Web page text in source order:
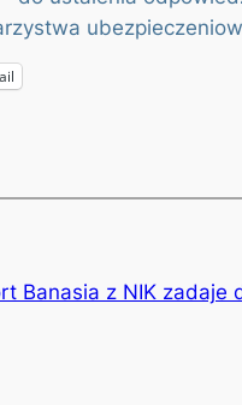
Banasia z NIK zadaje